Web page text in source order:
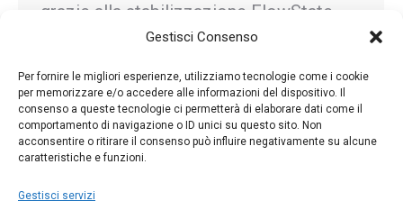
Gestisci Consenso
Per fornire le migliori esperienze, utilizziamo tecnologie come i cookie
per memorizzare e/o accedere alle informazioni del dispositivo. Il
consenso a queste tecnologie ci permetterà di elaborare dati come il
comportamento di navigazione o ID unici su questo sito. Non
acconsentire o ritirare il consenso può influire negativamente su alcune
caratteristiche e funzioni.
Gestisci servizi
grazie alla stabilizzazione FlowState
anche nelle situazioni più estreme,
perchè potrai…
← 1 …